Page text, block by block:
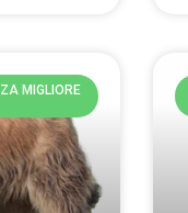
MIGLIORE